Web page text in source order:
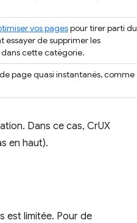
vos pagespour tirer parti du
essayer de supprimer les
cette catégorie.
page quasi instantanés, comme
Dans ce cas, CrUX
en haut).
est limitée. Pour de